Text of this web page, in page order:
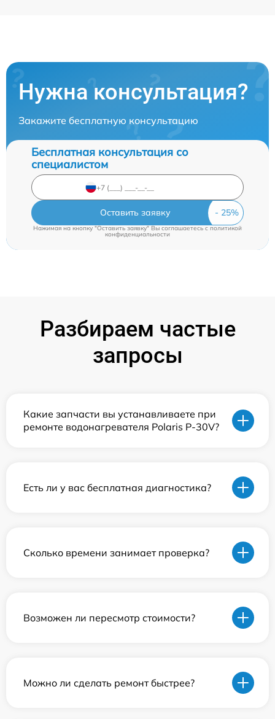
Нужна консультация?
Закажите бесплатную консультацию
Бесплатная консультация со
специалистом
Оставить заявку
Нажимая на кнопку "Оставить заявку" Вы соглашаетесь cполитикой
конфиденциальности
Разбираем частые
запросы
Какие запчасти вы устанавливаете при
ремонте водонагревателя Polaris P-30V?
Есть ли у вас бесплатная диагностика?
Сколько времени занимает проверка?
Возможен ли пересмотр стоимости?
Можно ли сделать ремонт быстрее?